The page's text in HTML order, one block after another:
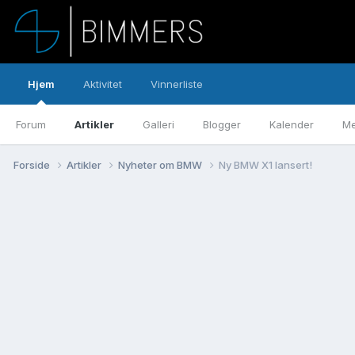
Hjem
Forum Artikler Galleri Blogger Kalender
Aktivitet Vinnerliste
Forside Artikler Nyheter om BMW Ny BMW X1 lansert!